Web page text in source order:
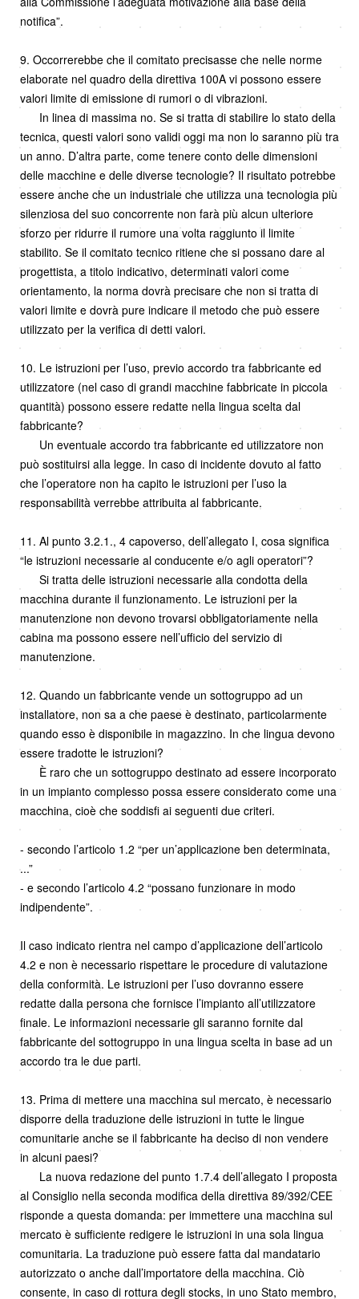
notifica”.
9. Occorrerebbe che il comitato precisasse che nelle norme
elaborate nel quadro della direttiva 100A vi possono essere
valori limite di emissione di rumori o di vibrazioni.
In linea di massima no. Se si tratta di stabilire lo stato della
tecnica, questi valori sono validi oggi ma non lo saranno più tra
un anno. D’altra parte, come tenere conto delle dimensioni
delle macchine e delle diverse tecnologie? Il risultato potrebbe
essere anche che un industriale che utilizza una tecnologia più
silenziosa del suo concorrente non farà più alcun ulteriore
sforzo per ridurre il rumore una volta raggiunto il limite
stabilito. Se il comitato tecnico ritiene che si possano dare al
progettista, a titolo indicativo, determinati valori come
orientamento, la norma dovrà precisare che non si tratta di
valori limite e dovrà pure indicare il metodo che può essere
utilizzato per la verifica di detti valori.
10. Le istruzioni per l’uso, previo accordo tra fabbricante ed
utilizzatore (nel caso di grandi macchine fabbricate in piccola
quantità) possono essere redatte nella lingua scelta dal
fabbricante?
Un eventuale accordo tra fabbricante ed utilizzatore non
può sostituirsi alla legge. In caso di incidente dovuto al fatto
che l’operatore non ha capito le istruzioni per l’uso la
responsabilità verrebbe attribuita al fabbricante.
11. Al punto 3.2.1., 4 capoverso, dell’allegato I, cosa significa
“le istruzioni necessarie al conducente e/o agli operatori”?
Si tratta delle istruzioni necessarie alla condotta della
macchina durante il funzionamento. Le istruzioni per la
manutenzione non devono trovarsi obbligatoriamente nella
cabina ma possono essere nell’ufficio del servizio di
manutenzione.
12. Quando un fabbricante vende un sottogruppo ad un
installatore, non sa a che paese è destinato, particolarmente
quando esso è disponibile in magazzino. In che lingua devono
essere tradotte le istruzioni?
È raro che un sottogruppo destinato ad essere incorporato
in un impianto complesso possa essere considerato come una
macchina, cioè che soddisfi ai seguenti due criteri.
- secondo l’articolo 1.2 “per un’applicazione ben determinata,
...”
- e secondo l’articolo 4.2 “possano funzionare in modo
indipendente”.
Il caso indicato rientra nel campo d’applicazione dell’articolo
4.2 e non è necessario rispettare le procedure di valutazione
della conformità. Le istruzioni per l’uso dovranno essere
redatte dalla persona che fornisce l’impianto all’utilizzatore
finale. Le informazioni necessarie gli saranno fornite dal
fabbricante del sottogruppo in una lingua scelta in base ad un
accordo tra le due parti.
13. Prima di mettere una macchina sul mercato, è necessario
disporre della traduzione delle istruzioni in tutte le lingue
comunitarie anche se il fabbricante ha deciso di non vendere
in alcuni paesi?
La nuova redazione del punto 1.7.4 dell’allegato I proposta
al Consiglio nella seconda modifica della direttiva 89/392/CEE
risponde a questa domanda: per immettere una macchina sul
mercato è sufficiente redigere le istruzioni in una sola lingua
comunitaria. La traduzione può essere fatta dal mandatario
autorizzato o anche dall’importatore della macchina. Ciò
consente, in caso di rottura degli stocks, in uno Stato membro,